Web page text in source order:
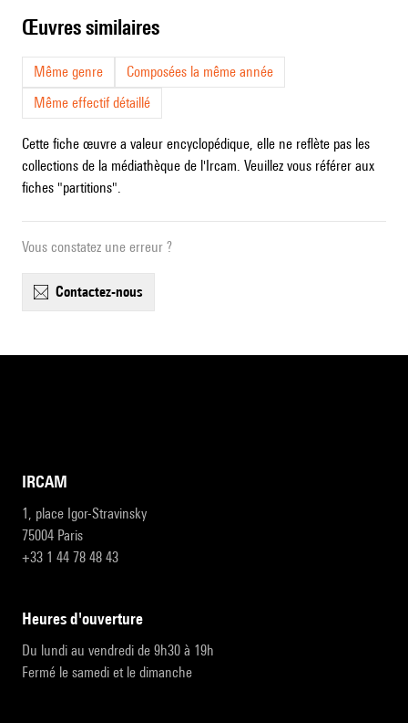
œuvres similaires
Même genre
Composées la même année
Même effectif détaillé
Cette fiche œuvre a valeur encyclopédique, elle ne reflète pas les
collections de la médiathèque de l'Ircam. Veuillez vous référer aux
fiches "partitions".
Vous constatez une erreur ?
contactez-nous
IRCAM
1, place Igor-Stravinsky
75004 Paris
+33 1 44 78 48 43
heures d'ouverture
Du lundi au vendredi de 9h30 à 19h
Fermé le samedi et le dimanche